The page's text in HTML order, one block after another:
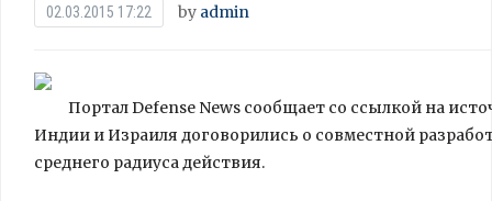
02.03.2015 17:22 by admin
Портал Defense News сообщает со ссылкой на
Индии и Израиля договорились о совместной
среднего радиуса действия.